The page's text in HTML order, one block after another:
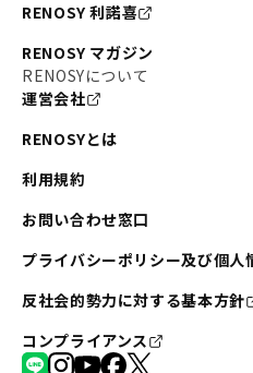
RENOSY 利諾喜
RENOSY マガジン
RENOSYについて
運営会社
RENOSYとは
利用規約
お問い合わせ窓口
プライバシーポリシー及び個人
反社会的勢力に対する基本方針
コンプライアンス